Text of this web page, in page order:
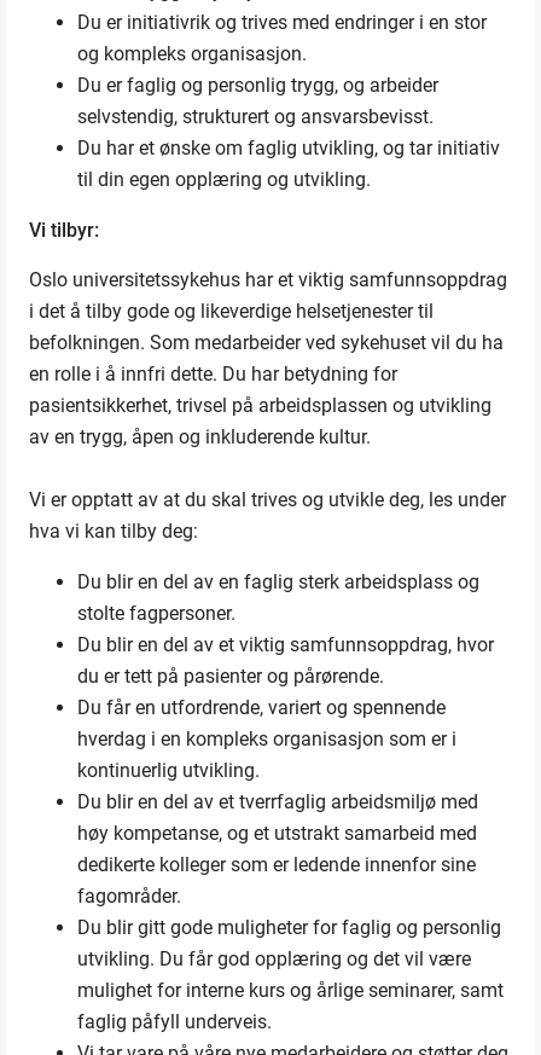
Du er initiativrik og trives med endringer i en stor
og kompleks organisasjon.
Du er faglig og personlig trygg, og arbeider
selvstendig, strukturert og ansvarsbevisst.
Du har et ønske om faglig utvikling, og tar initiativ
til din egen opplæring og utvikling.
Vi tilbyr:
Oslo universitetssykehus har et viktig samfunnsoppdrag
i det å tilby gode og likeverdige helsetjenester til
befolkningen. Som medarbeider ved sykehuset vil du ha
en rolle i å innfri dette. Du har betydning for
pasientsikkerhet, trivsel på arbeidsplassen og utvikling
av en trygg, åpen og inkluderende kultur.
Vi er opptatt av at du skal trives og utvikle deg, les under
hva vi kan tilby deg:
Du blir en del av en faglig sterk arbeidsplass og
stolte fagpersoner.
Du blir en del av et viktig samfunnsoppdrag, hvor
du er tett på pasienter og pårørende.
Du får en utfordrende, variert og spennende
hverdag i en kompleks organisasjon som er i
kontinuerlig utvikling.
Du blir en del av et tverrfaglig arbeidsmiljø med
høy kompetanse, og et utstrakt samarbeid med
dedikerte kolleger som er ledende innenfor sine
fagområder.
Du blir gitt gode muligheter for faglig og personlig
utvikling. Du får god opplæring og det vil være
mulighet for interne kurs og årlige seminarer, samt
faglig påfyll underveis.